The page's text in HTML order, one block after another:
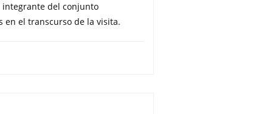
integrante del conjunto
en el transcurso de la visita.